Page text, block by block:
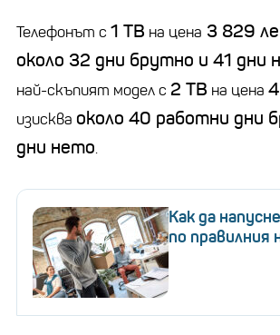
Телефонът с 1 TB на цена 3 829
около 32 дни брутно и 41 дни
най-скъпият модел с 2 TB на цена
изисква около 40 работни дни
дни нето.
Как да
по правилния